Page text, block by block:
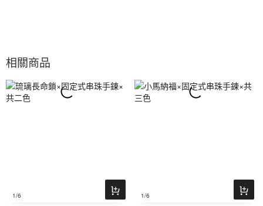
相關商品
1/6 1/6